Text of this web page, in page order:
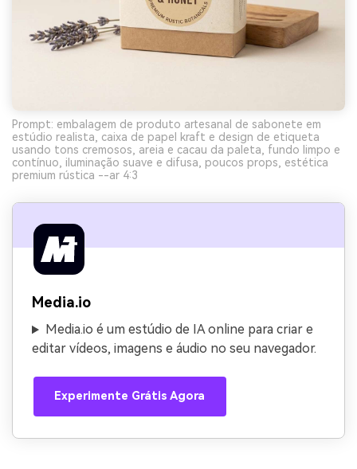
Prompt: embalagem de produto artesanal de sabonete em
estúdio realista, caixa de papel kraft e design de etiqueta
usando tons cremosos, areia e cacau da paleta, fundo limpo e
contínuo, iluminação suave e difusa, poucos props, estética
premium rústica --ar 4:3
Media.io
Media.io é um estúdio de IA online para criar e
editar vídeos, imagens e áudio no seu navegador.
Experimente Grátis Agora